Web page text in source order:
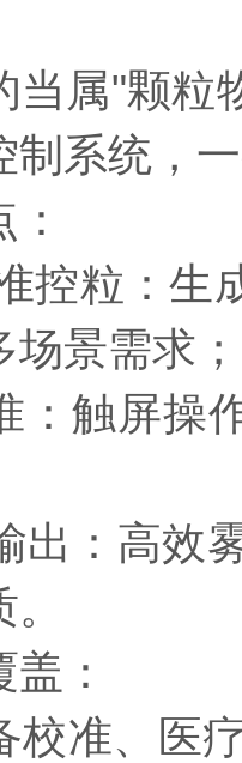
当属"颗粒
制系统，
控粒：生
景需求；
：触屏操
出：高效
：
校准、医